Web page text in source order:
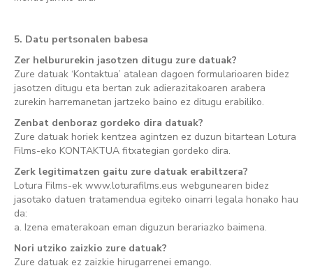
5. Datu pertsonalen babesa
Zer helbururekin jasotzen ditugu zure datuak?
Zure datuak ‘Kontaktua’ atalean dagoen formularioaren bidez
jasotzen ditugu eta bertan zuk adierazitakoaren arabera
zurekin harremanetan jartzeko baino ez ditugu erabiliko.
Zenbat denboraz gordeko dira datuak?
Zure datuak horiek kentzea agintzen ez duzun bitartean Lotura
Films-eko KONTAKTUA fitxategian gordeko dira.
Zerk legitimatzen gaitu zure datuak erabiltzera?
Lotura Films-ek www.loturafilms.eus webgunearen bidez
jasotako datuen tratamendua egiteko oinarri legala honako hau
da:
a. Izena ematerakoan eman diguzun berariazko baimena.
Nori utziko zaizkio zure datuak?
Zure datuak ez zaizkie hirugarrenei emango.